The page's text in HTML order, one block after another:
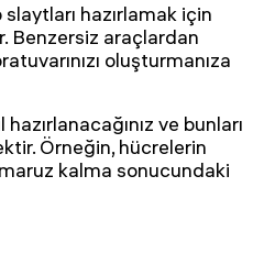
hazırlamak için
Benzersiz araçlardan
oluşturmanıza
ve bunları
Örneğin, hücrelerin
kalma sonucundaki